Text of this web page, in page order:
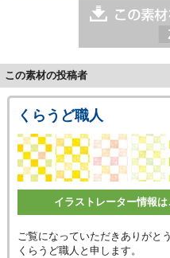
この素材の投稿者
くらうど職人
イラストレーター情報は
ご覧になっていただきありがと
くらうど職人と申します。